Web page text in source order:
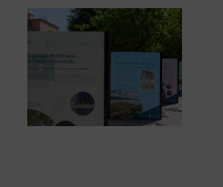
La COMG reúne a
dos líderes
empresarias con
motivo de su
Centenario para
debatir sobre el